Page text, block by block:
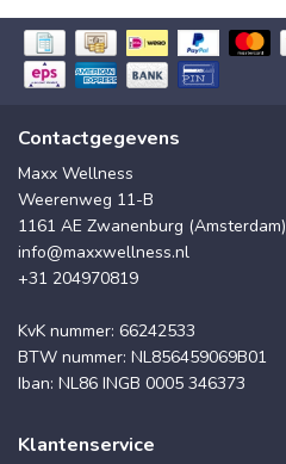
Contactgegevens
Maxx Wellness
Weerenweg 11-B
1161 AE Zwanenburg (Amsterdam)
info@maxxwellness.nl
+31 204970819
KvK nummer: 66242533
BTW nummer: NL856459069B01
Iban: NL86 INGB 0005 346373
Klantenservice